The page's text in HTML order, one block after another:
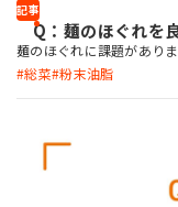
記事
Q：麺のほぐれを
麺のほぐれに課題があり
総菜 粉末油脂